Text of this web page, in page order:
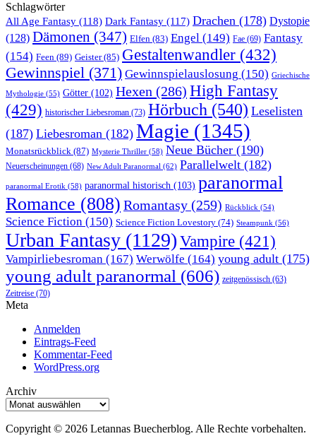
Schlagwörter
All Age Fantasy (118) Dark Fantasy (117) Drachen (178) Dystopie
(128) Dämonen (347) Elfen (83) Engel (149) Fae (69) Fantasy
(154) Feen (89) Geister(85) Gestaltenwandler (432)
Gewinnspiel (371) Gewinnspielauslosung (150) Griechische
Mythologie (55) Götter (102) Hexen (286) High Fantasy
(429) historischer Liebesroman (73) Hörbuch (540) Leselisten
(187) Liebesroman (182) Magie (1345)
Monatsrückblick (87) Mysterie Thriller (58) Neue Bücher (190)
Neuerscheinungen (68) New Adult Paranormal (62) Parallelwelt (182)
paranormal Erotik (58) paranormal historisch (103) paranormal
Romance (808) Romantasy (259) Rückblick (54)
Science Fiction (150) Science Fiction Lovestory (74) Steampunk (56)
Urban Fantasy (1129) Vampire (421)
Vampirliebesroman (167) Werwölfe (164) young adult (175)
young adult paranormal (606) zeitgenössisch (63)
Zeitreise (70)
Meta
Anmelden
Eintrags-Feed
Kommentar-Feed
WordPress.org
Archiv
Archiv
Copyright © 2026 Letannas Buecherblog. Alle Rechte vorbehalten.